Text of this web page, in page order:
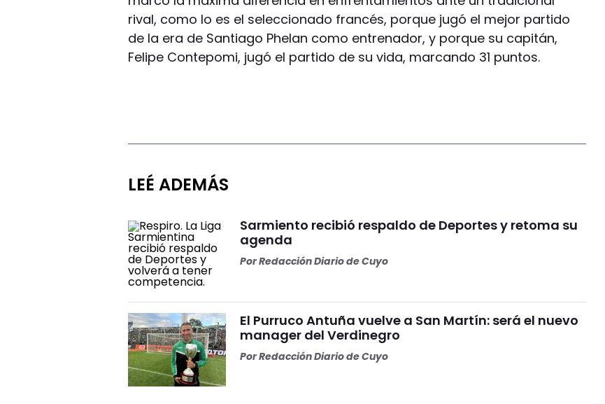
rival, como lo es el seleccionado francés, porque jugó el mejor partido
de la era de Santiago Phelan como entrenador, y porque su capitán,
Felipe Contepomi, jugó el partido de su vida, marcando 31 puntos.
LEÉ ADEMÁS
Sarmiento recibió respaldo de Deportes y retoma su
agenda
PorRedacción Diario de Cuyo
El Purruco Antuña vuelve a San Martín: será el nuevo
manager del Verdinegro
PorRedacción Diario de Cuyo